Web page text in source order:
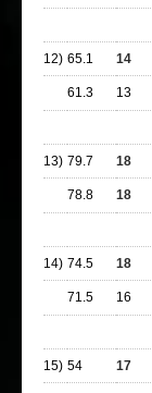
12) 65.1 14
61.3 13
13) 79.7 18
78.8 18
14) 74.5 18
71.5 16
15) 54 17